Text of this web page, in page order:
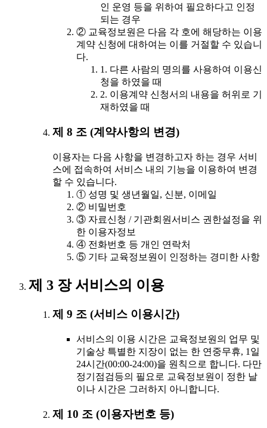
인 운영 등을 위하여 필요하다고 인정
되는 경우
② 교육정보원은 다음 각 호에 해당하는 이용
계약 신청에 대하여는 이를 거절할 수 있습니
다.
1. 다른 사람의 명의를 사용하여 이용신
청을 하였을 때
2. 이용계약 신청서의 내용을 허위로 기
재하였을 때
제 8 조 (계약사항의 변경)
이용자는 다음 사항을 변경하고자 하는 경우 서비
스에 접속하여 서비스 내의 기능을 이용하여 변경
할 수 있습니다.
① 성명 및 생년월일, 신분, 이메일
② 비밀번호
③ 자료신청 / 기관회원서비스 권한설정을 위
한 이용자정보
④ 전화번호 등 개인 연락처
⑤ 기타 교육정보원이 인정하는 경미한 사항
제 3 장 서비스의 이용
제 9 조 (서비스 이용시간)
서비스의 이용 시간은 교육정보원의 업무 및
기술상 특별한 지장이 없는 한 연중무휴, 1일
24시간(00:00-24:00)을 원칙으로 합니다. 다만
정기점검등의 필요로 교육정보원이 정한 날
이나 시간은 그러하지 아니합니다.
제 10 조 (이용자번호 등)